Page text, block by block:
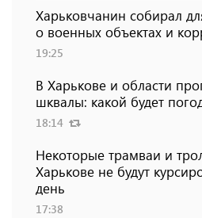
Харьковчанин собирал
о военных объектах и
19:25
В Харькове и области
шквалы: какой будет
18:14
Некоторые трамваи и
Харькове не будут
день
17:38